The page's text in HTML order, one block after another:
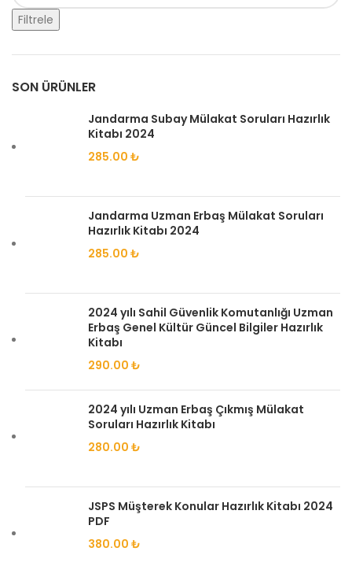
Filtrele
SON ÜRÜNLER
Jandarma Subay Mülakat Soruları Hazırlık
Kitabı 2024
285.00 ₺
Jandarma Uzman Erbaş Mülakat Soruları
Hazırlık Kitabı 2024
285.00 ₺
2024 yılı Sahil Güvenlik Komutanlığı Uzman
Erbaş Genel Kültür Güncel Bilgiler Hazırlık
Kitabı
290.00 ₺
2024 yılı Uzman Erbaş Çıkmış Mülakat
Soruları Hazırlık Kitabı
280.00 ₺
JSPS Müşterek Konular Hazırlık Kitabı 2024
PDF
380.00 ₺